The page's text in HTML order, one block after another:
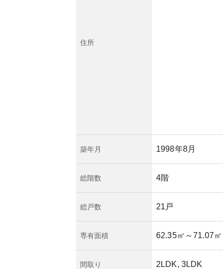
住所
築年月 1998年8月
総階数 4階
総戸数 21戸
専有面積 62.35㎡ ～71.07㎡
間取り 2LDK, 3LDK